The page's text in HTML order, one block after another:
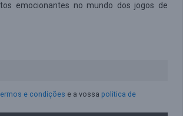
emocionantes no mundo dos jogos de
e condições e a vossa politica de